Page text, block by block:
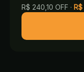
R$ 240,10 OFF · R$